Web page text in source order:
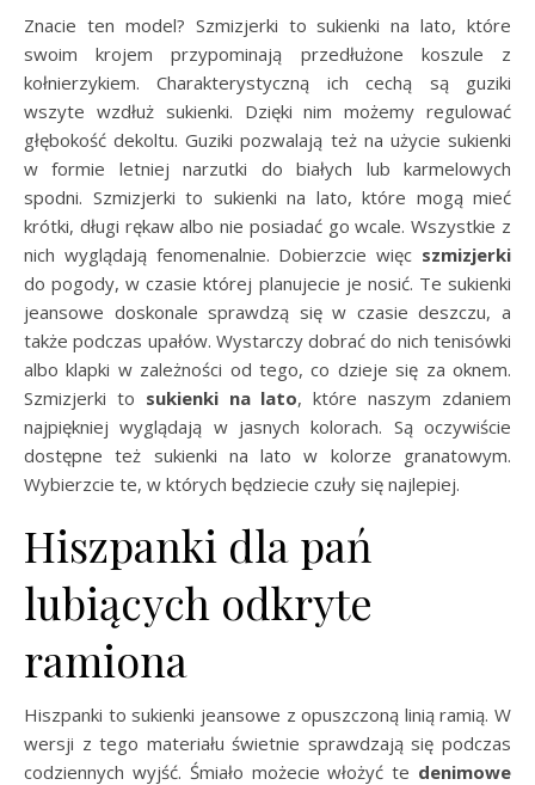
Znacie ten model? Szmizjerki to sukienki na lato, które
swoim krojem przypominają przedłużone koszule z
kołnierzykiem. Charakterystyczną ich cechą są guziki
wszyte wzdłuż sukienki. Dzięki nim możemy regulować
głębokość dekoltu. Guziki pozwalają też na użycie sukienki
w formie letniej narzutki do białych lub karmelowych
spodni. Szmizjerki to sukienki na lato, które mogą mieć
krótki, długi rękaw albo nie posiadać go wcale. Wszystkie z
nich wyglądają fenomenalnie. Dobierzcie więc szmizjerki
do pogody, w czasie której planujecie je nosić. Te sukienki
jeansowe doskonale sprawdzą się w czasie deszczu, a
także podczas upałów. Wystarczy dobrać do nich tenisówki
albo klapki w zależności od tego, co dzieje się za oknem.
Szmizjerki to sukienki na lato, które naszym zdaniem
najpiękniej wyglądają w jasnych kolorach. Są oczywiście
dostępne też sukienki na lato w kolorze granatowym.
Wybierzcie te, w których będziecie czuły się najlepiej.
Hiszpanki dla pań
lubiących odkryte
ramiona
Hiszpanki to sukienki jeansowe z opuszczoną linią ramią. W
wersji z tego materiału świetnie sprawdzają się podczas
codziennych wyjść. Śmiało możecie włożyć te denimowe